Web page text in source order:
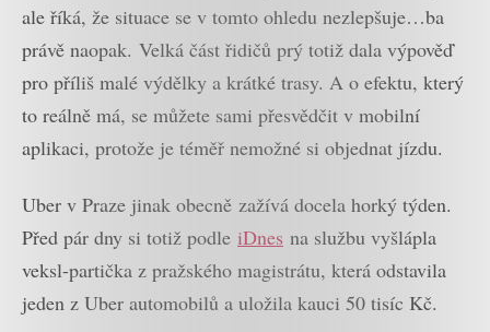
ale říká, že situace se v tomto ohledu nezlepšuje…ba
právě naopak. Velká část řidičů prý totiž dala výpověď
pro příliš malé výdělky a krátké trasy. A o efektu, který
to reálně má, se můžete sami přesvědčit v mobilní
aplikaci, protože je téměř nemožné si objednat jízdu.
Uber v Praze jinak obecně zažívá docela horký týden.
Před pár dny si totiž podle iDnes na službu vyšlápla
veksl-partička z pražského magistrátu, která odstavila
jeden z Uber automobilů a uložila kauci 50 tisíc Kč.